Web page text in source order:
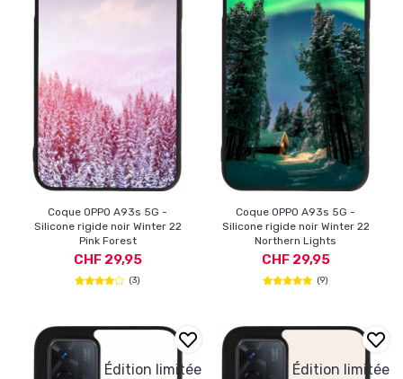
Coque OPPO A93s 5G -
Silicone rigide noir Winter 22
Pink Forest
CHF 29,95
(3)
Coque OPPO A93s 5G -
Silicone rigide noir Winter 22
Northern Lights
CHF 29,95
(9)
Édition limitée Édition limitée